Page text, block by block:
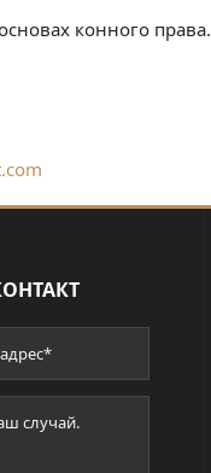
конного права.